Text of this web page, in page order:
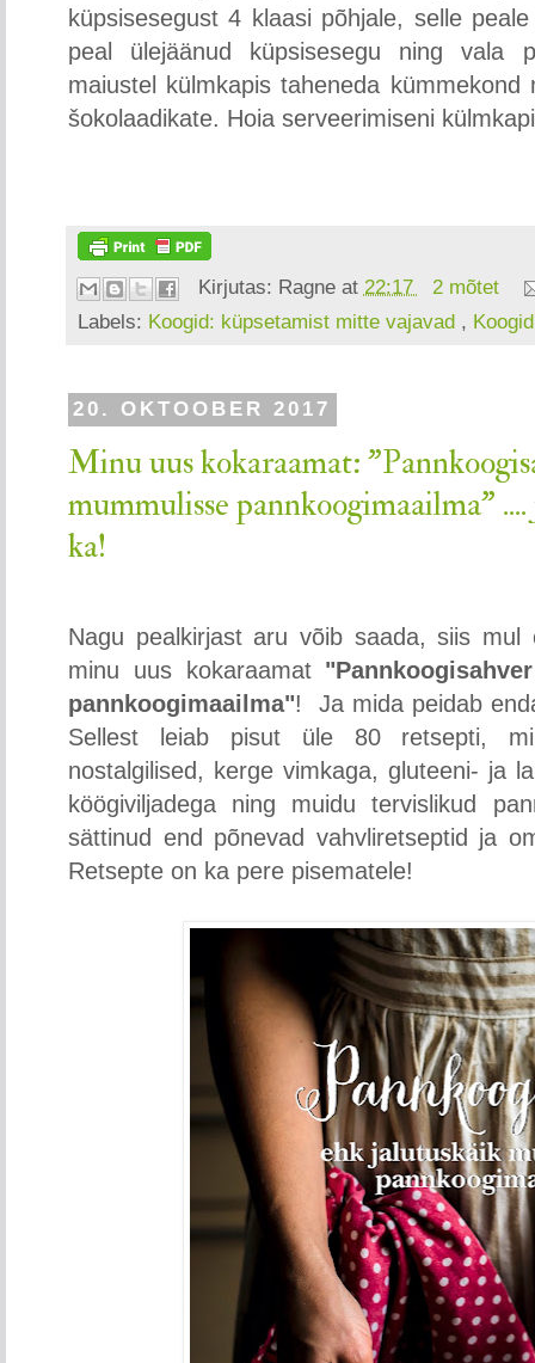
küpsisesegust 4 klaasi põhjale, selle
peal ülejäänud küpsisesegu ning vala
maiustel külmkapis taheneda
šokolaadikate. Hoia serveerimiseni
Kirjutas: Ragne at 22:17
2 mõtet
Labels: Koogid: küpsetamist mitte vajavad ,
20. OKTOOBER 2017
Minu uus kokaraamat:
mummulisse pannkoogimaailma"
ka!
Nagu pealkirjast aru võib saada, siis
minu uus kokaraamat
pannkoogimaailma"! Ja mida peidab
Sellest leiab pisut üle 80 retsepti,
nostalgilised, kerge vimkaga, gluteeni- ja
köögiviljadega ning muidu tervislikud
sättinud end põnevad vahvliretseptid ja
Retsepte on ka pere pisematele!